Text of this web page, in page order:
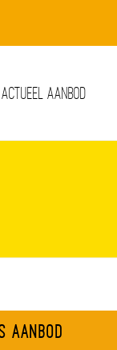
ACTUEEL AANBOD
Aanbod